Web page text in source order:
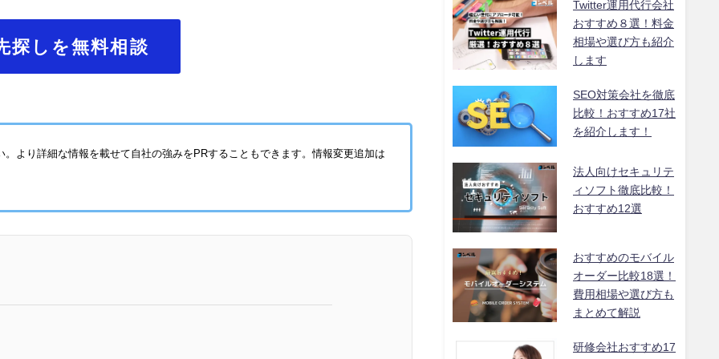
探しを無料相談
より詳細な情報を載せて自社の強みをPRすることもできます。情報変更追加は
Twitter運用代行会社
おすすめ８選！料金
相場や選び方も紹介
します
SEO対策会社を徹底
比較！おすすめ17社
を紹介します！
法人向けセキュリテ
ィソフト徹底比較！
おすすめ12選
おすすめのモバイル
オーダー比較18選！
費用相場や選び方も
まとめて解説
研修会社おすすめ17